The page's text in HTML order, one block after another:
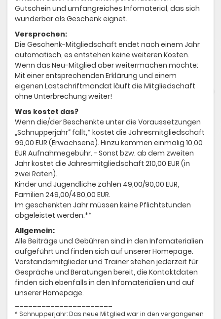
Gutschein und umfangreiches Infomaterial, das sich
wunderbar als Geschenk eignet.
Versprochen:
Die Geschenk-Mitgliedschaft endet nach einem Jahr
automatisch, es entstehen keine weiteren Kosten.
Wenn das Neu-Mitglied aber weitermachen möchte:
Mit einer entsprechenden Erklärung und einem
eigenen Lastschriftmandat läuft die Mitgliedschaft
ohne Unterbrechung weiter!
Was kostet das?
Wenn die/der Beschenkte unter die Voraussetzungen
„Schnupperjahr“ fällt,* kostet die Jahresmitgliedschaft
99,00 EUR (Erwachsene). Hinzu kommen einmalig 10,00
EUR Aufnahmegebühr. - Sonst bzw. ab dem zweiten
Jahr kostet die Jahresmitgliedschaft 210,00 EUR (in
zwei Raten).
Kinder und Jugendliche zahlen 49,00/90,00 EUR,
Familien 249,00/480,00 EUR.
Im geschenkten Jahr müssen keine Pflichtstunden
abgeleistet werden.**
Allgemein:
Alle Beiträge und Gebühren sind in den Infomaterialien
aufgeführt und finden sich auf unserer Homepage.
Vorstandsmitglieder und Trainer stehen jederzeit für
Gespräche und Beratungen bereit, die Kontaktdaten
finden sich ebenfalls in den Infomaterialien und auf
unserer Homepage.
* Schnupperjahr: Das neue Mitglied war in den vergangenen